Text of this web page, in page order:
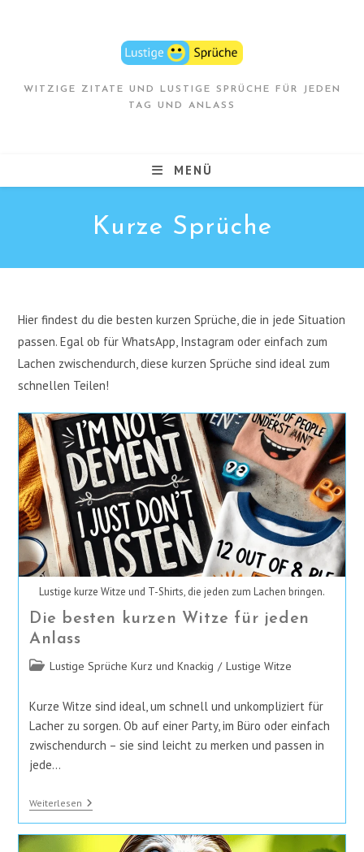
WITZIGE ZITATE UND LUSTIGE SPRÜCHE FÜR JEDEN
TAG UND ANLASS
MENÜ
Kurze Sprüche
Hier findest du die besten kurzen Sprüche, die in jede Situation
passen. Egal ob für WhatsApp, Instagram oder einfach zum
Lachen zwischendurch, diese kurzen Sprüche sind ideal zum
schnellen Teilen!
Lustige kurze Witze und T-Shirts, die jeden zum Lachen bringen.
Die besten kurzen Witze für jeden
Anlass
Beitrags-Lustige Sprüche Kurz und Knackig / Lustige Witze
Kurze Witze sind ideal, um schnell und unkompliziert für
Lacher zu sorgen. Ob auf einer Party, im Büro oder einfach
zwischendurch – sie sind leicht zu merken und passen in
jede…
WeiterlesenDie